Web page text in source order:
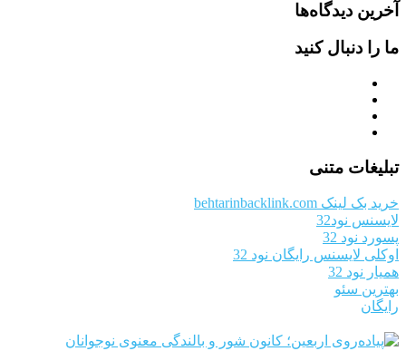
آخرین دیدگاه‌ها
ما را دنبال کنید
تبلیغات متنی
خرید بک لینک behtarinbacklink.com
لایسنس نود32
پسورد نود 32
اوکلی لایسنس رایگان نود 32
همیار نود 32
بهترین سئو
رایگان